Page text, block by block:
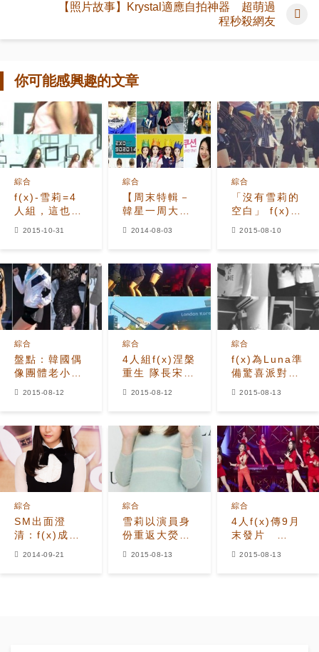
【照片故事】Krystal適應自拍神器 超萌過
程秒殺網友
你可能感興趣的文章
f(x)-雪莉=4
人組，這也是
綜合
2015-10-31
【周末特輯－
韓星一周大事
綜合
2014-08-03
「沒有雪莉的
空白」 f(x)英
綜合
2015-08-10
盤點：韓國偶
像團體老小們
綜合
2015-08-12
4人組f(x)涅槃
重生 隊長宋茜
綜合
2015-08-12
f(x)為Luna準
備驚喜派對
綜合
2015-08-13
SM出面澄
清：f(x)成員
綜合
2014-09-21
雪莉以演員身
份重返大熒幕
綜合
2015-08-13
4人f(x)傳9月
末發片
綜合
2015-08-13